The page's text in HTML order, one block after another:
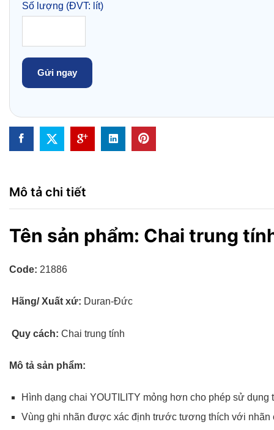
Số lượng (ĐVT: lít)
Mô tả chi tiết
Tên sản phẩm: Chai trung
Code: 21886
Hãng/ Xuất xứ: Duran-Đức
Quy cách: Chai trung tính
Mô tả sản phẩm:
Hình dạng chai YOUTILITY mỏng hơn cho phép sử
Vùng ghi nhãn được xác định trước tương thích với